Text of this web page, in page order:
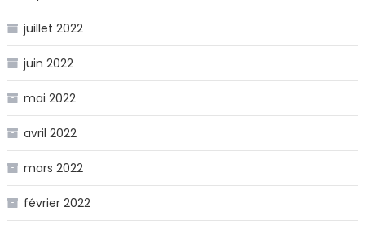
juillet 2022
juin 2022
mai 2022
avril 2022
mars 2022
février 2022